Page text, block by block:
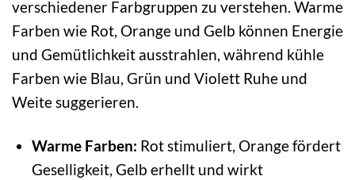
verschiedener Farbgruppen zu verstehen. Warme
Farben wie Rot, Orange und Gelb können Energie
und Gemütlichkeit ausstrahlen, während kühle
Farben wie Blau, Grün und Violett Ruhe und
Weite suggerieren.
Warme Farben: Rot stimuliert, Orange fördert
Geselligkeit, Gelb erhellt und wirkt